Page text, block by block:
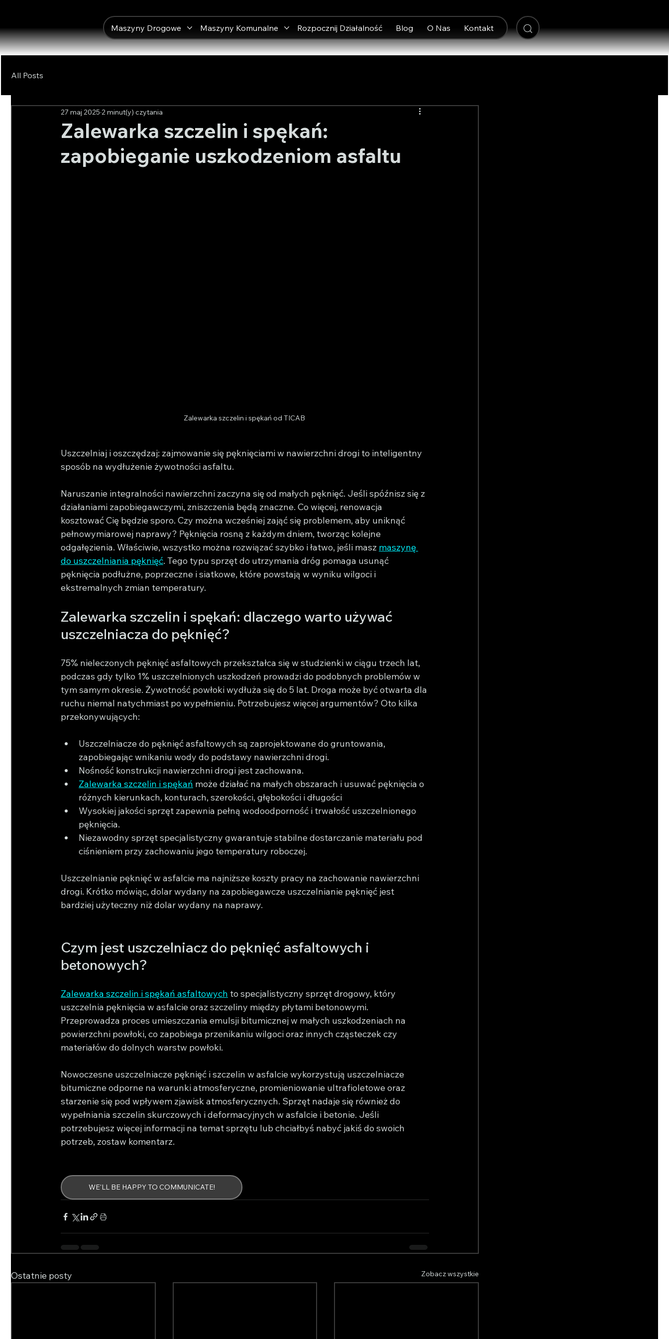
Maszyny Drogowe Maszyny Komunalne Rozpocznij Działalność Blog O Nas Kontakt
All Posts
Zalewarka szczelin i spękań:
zapobieganie uszkodzeniom asfaltu
27 maj 2025 2 minut(y) czytania
Zalewarka szczelin i spękań od TICAB
Uszczelniaj i oszczędzaj: zajmowanie się pęknięciami w nawierzchni drogi to inteligentny
sposób na wydłużenie żywotności asfaltu.
Naruszanie integralności nawierzchni zaczyna się od małych pęknięć. Jeśli spóźnisz się z
działaniami zapobiegawczymi, zniszczenia będą znaczne. Co więcej, renowacja
kosztować Cię będzie sporo. Czy można wcześniej zająć się problemem, aby uniknąć
pełnowymiarowej naprawy? Pęknięcia rosną z każdym dniem, tworząc kolejne
odgałęzienia. Właściwie, wszystko można rozwiązać szybko i łatwo, jeśli masz maszynę
do uszczelniania pęknięć. Tego typu sprzęt do utrzymania dróg pomaga usunąć
pęknięcia podłużne, poprzeczne i siatkowe, które powstają w wyniku wilgoci i
ekstremalnych zmian temperatury.
Zalewarka szczelin i spękań: dlaczego warto używać
uszczelniacza do pęknięć?
75% nieleczonych pęknięć asfaltowych przekształca się w studzienki w ciągu trzech lat,
podczas gdy tylko 1% uszczelnionych uszkodzeń prowadzi do podobnych problemów w
tym samym okresie. Żywotność powłoki wydłuża się do 5 lat. Droga może być otwarta dla
ruchu niemal natychmiast po wypełnieniu. Potrzebujesz więcej argumentów? Oto kilka
przekonywujących:
Uszczelniacze do pęknięć asfaltowych są zaprojektowane do gruntowania,
zapobiegając wnikaniu wody do podstawy nawierzchni drogi.
Nośność konstrukcji nawierzchni drogi jest zachowana.
Zalewarka szczelin i spękań może działać na małych obszarach i usuwać pęknięcia o
różnych kierunkach, konturach, szerokości, głębokości i długości
Wysokiej jakości sprzęt zapewnia pełną wodoodporność i trwałość uszczelnionego
pęknięcia.
Niezawodny sprzęt specjalistyczny gwarantuje stabilne dostarczanie materiału pod
ciśnieniem przy zachowaniu jego temperatury roboczej.
Uszczelnianie pęknięć w asfalcie ma najniższe koszty pracy na zachowanie nawierzchni
drogi. Krótko mówiąc, dolar wydany na zapobiegawcze uszczelnianie pęknięć jest
bardziej użyteczny niż dolar wydany na naprawy.
Czym jest uszczelniacz do pęknięć asfaltowych i
betonowych?
Zalewarka szczelin i spękań asfaltowych to specjalistyczny sprzęt drogowy, który
uszczelnia pęknięcia w asfalcie oraz szczeliny między płytami betonowymi.
Przeprowadza proces umieszczania emulsji bitumicznej w małych uszkodzeniach na
powierzchni powłoki, co zapobiega przenikaniu wilgoci oraz innych cząsteczek czy
materiałów do dolnych warstw powłoki.
Nowoczesne uszczelniacze pęknięć i szczelin w asfalcie wykorzystują uszczelniacze
bitumiczne odporne na warunki atmosferyczne, promieniowanie ultrafioletowe oraz
starzenie się pod wpływem zjawisk atmosferycznych. Sprzęt nadaje się również do
wypełniania szczelin skurczowych i deformacyjnych w asfalcie i betonie. Jeśli
potrzebujesz więcej informacji na temat sprzętu lub chciałbyś nabyć jakiś do swoich
potrzeb, zostaw komentarz.
WE'LL BE HAPPY TO COMMUNICATE!
Ostatnie posty Zobacz wszystkie